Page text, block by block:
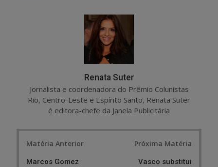
Renata Suter
Jornalista e coordenadora do Prêmio Colunistas
Rio, Centro-Leste e Espírito Santo, Renata Suter
é editora-chefe da Janela Publicitária
Matéria Anterior
Marcos Gomez
Próxima Matéria
Vasco substitui